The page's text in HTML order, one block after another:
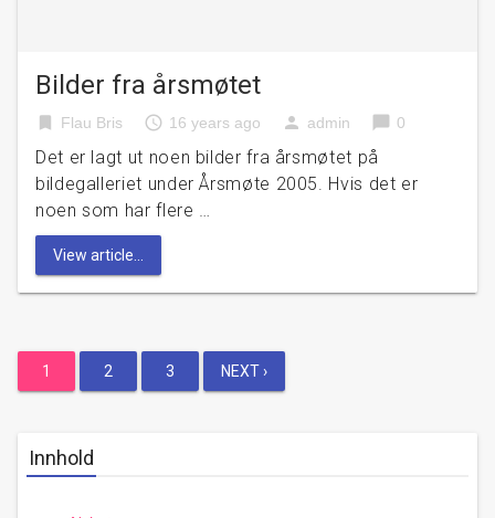
Bilder fra årsmøtet
bookmark Flau Bris access_time 16 years ago person admin chat_bubble 0
Det er lagt ut noen bilder fra årsmøtet på
bildegalleriet under Årsmøte 2005. Hvis det er
noen som har flere …
View article...
Posts
1 2 3 NEXT ›
Innhold